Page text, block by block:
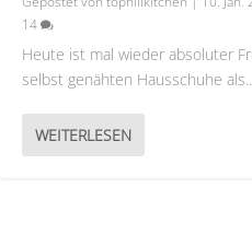
14
Heute ist mal wieder absoluter
selbst genähten Hausschuhe als...
WEITERLESEN